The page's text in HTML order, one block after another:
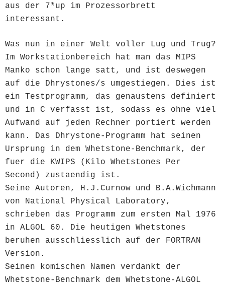
aus der 7*up im Prozessorbrett
interessant.
Was nun in einer Welt voller Lug und Trug?
Im Workstationbereich hat man das MIPS
Manko schon lange satt, und ist deswegen
auf die Dhrystones/s umgestiegen. Dies ist
ein Testprogramm, das genaustens definiert
und in C verfasst ist, sodass es ohne viel
Aufwand auf jeden Rechner portiert werden
kann. Das Dhrystone-Programm hat seinen
Ursprung in dem Whetstone-Benchmark, der
fuer die KWIPS (Kilo Whetstones Per
Second) zustaendig ist.
Seine Autoren, H.J.Curnow und B.A.Wichmann
von National Physical Laboratory,
schrieben das Programm zum ersten Mal 1976
in ALGOL 60. Die heutigen Whetstones
beruhen ausschliesslich auf der FORTRAN
Version.
Seinen komischen Namen verdankt der
Whetstone-Benchmark dem Whetstone-ALGOL